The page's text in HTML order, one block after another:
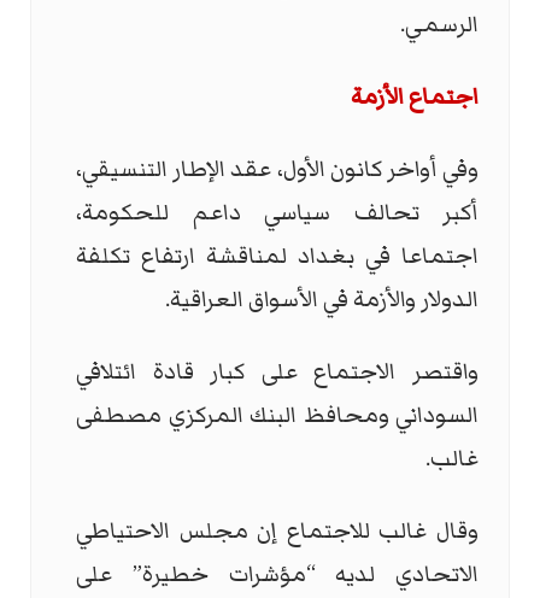
الرسمي.
اجتماع الأزمة
وفي أواخر كانون الأول، عقد الإطار التنسيقي،
أكبر تحالف سياسي داعم للحكومة،
اجتماعا في بغداد لمناقشة ارتفاع تكلفة
الدولار والأزمة في الأسواق العراقية.
واقتصر الاجتماع على كبار قادة ائتلافي
السوداني ومحافظ البنك المركزي مصطفى
غالب.
وقال غالب للاجتماع إن مجلس الاحتياطي
الاتحادي لديه “مؤشرات خطيرة” على